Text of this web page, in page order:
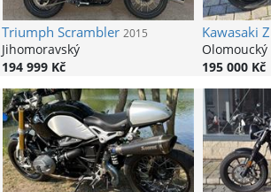
Triumph Scrambler 2015
Jihomoravský
194 999 Kč
Kawasaki
Olomoucký
195 000 Kč